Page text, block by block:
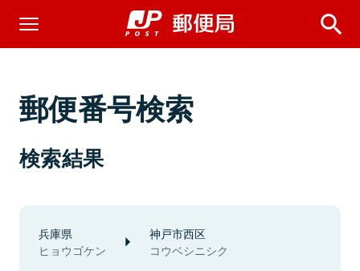
郵便番号検索
検索結果
兵庫県
ヒョウゴケン
神戸市西区
コウベシニシク